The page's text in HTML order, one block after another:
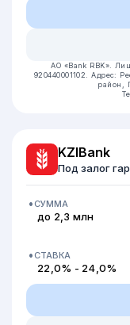
АО «Bank RBK».
920440001102.Адрес:
район,
KZIBank
Под залог
СУММА
до 2,3 млн
СТАВКА
22,0% - 24,0%